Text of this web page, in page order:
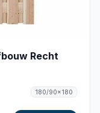
Recht
180/90x180